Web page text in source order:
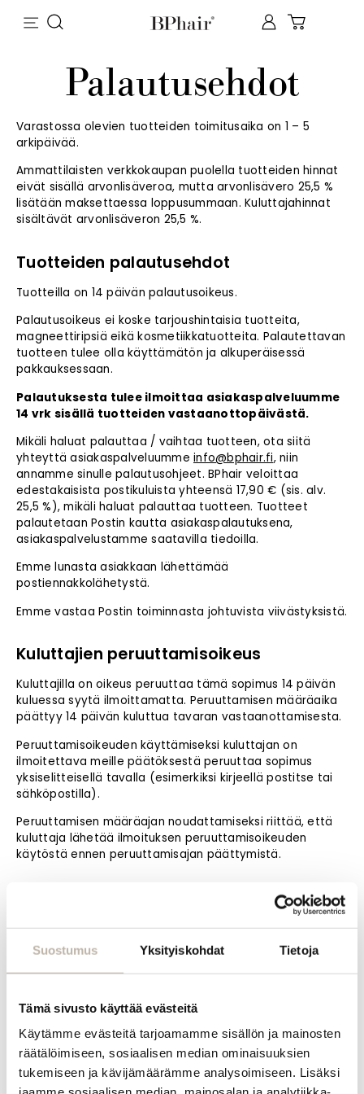
Suostumus Yksityiskohdat Tietoja
Tämä sivusto käyttää evästeitä
Käytämme evästeitä tarjoamamme sisällön ja mainosten
räätälöimiseen, sosiaalisen median ominaisuuksien
tukemiseen ja kävijämäärämme analysoimiseen. Lisäksi
Palautusehdot
Varastossa olevien tuotteiden toimitusaika on 1 – 5
arkipäivää.
Ammattilaisten verkkokaupan puolella tuotteiden hinnat
eivät sisällä arvonlisäveroa, mutta arvonlisävero 25,5 %
lisätään maksettaessa loppusummaan. Kuluttajahinnat
sisältävät arvonlisäveron 25,5 %.
Tuotteiden palautusehdot
Tuotteilla on 14 päivän palautusoikeus.
Palautusoikeus ei koske tarjoushintaisia tuotteita,
magneettiripsiä eikä kosmetiikkatuotteita. Palautettavan
tuotteen tulee olla käyttämätön ja alkuperäisessä
pakkauksessaan.
Palautuksesta tulee ilmoittaa asiakaspalveluumme
14 vrk sisällä tuotteiden vastaanottopäivästä.
Mikäli haluat palauttaa / vaihtaa tuotteen, ota siitä
yhteyttä asiakaspalveluumme info@bphair.fi, niin
annamme sinulle palautusohjeet. BPhair veloittaa
edestakaisista postikuluista yhteensä 17,90 € (sis. alv.
25,5 %), mikäli haluat palauttaa tuotteen. Tuotteet
palautetaan Postin kautta asiakaspalautuksena,
asiakaspalvelustamme saatavilla tiedoilla.
Emme lunasta asiakkaan lähettämää
postiennakkolähetystä.
Emme vastaa Postin toiminnasta johtuvista viivästyksistä.
Kuluttajien peruuttamisoikeus
Kuluttajilla on oikeus peruuttaa tämä sopimus 14 päivän
kuluessa syytä ilmoittamatta. Peruuttamisen määräaika
päättyy 14 päivän kuluttua tavaran vastaanottamisesta.
Peruuttamisoikeuden käyttämiseksi kuluttajan on
ilmoitettava meille päätöksestä peruuttaa sopimus
yksiselitteisellä tavalla (esimerkiksi kirjeellä postitse tai
sähköpostilla).
Peruuttamisen määräajan noudattamiseksi riittää, että
kuluttaja lähetää ilmoituksen peruuttamisoikeuden
käytöstä ennen peruuttamisajan päättymistä.
toimituskustannukset (paitsi lisäkustannuksia siitä, että
olette valinnut tarjoamastamme edullisimmasta
viivytyksettä ja joka tapauksessa viimeistään 14 päivän
Suoritamme palautuksen sillä maksutavalla, jota olette
käyttänyt alkuperäisessä liiketoimessa, ellette ole
nimenomaisesti suostunut muuhun, ja joka tapauksessa
siten, että teille ei aiheudu suoritusten palauttamisesta